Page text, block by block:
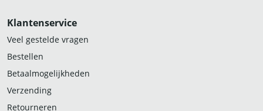
Klantenservice
Veel gestelde vragen
Bestellen
Betaalmogelijkheden
Verzending
Retourneren